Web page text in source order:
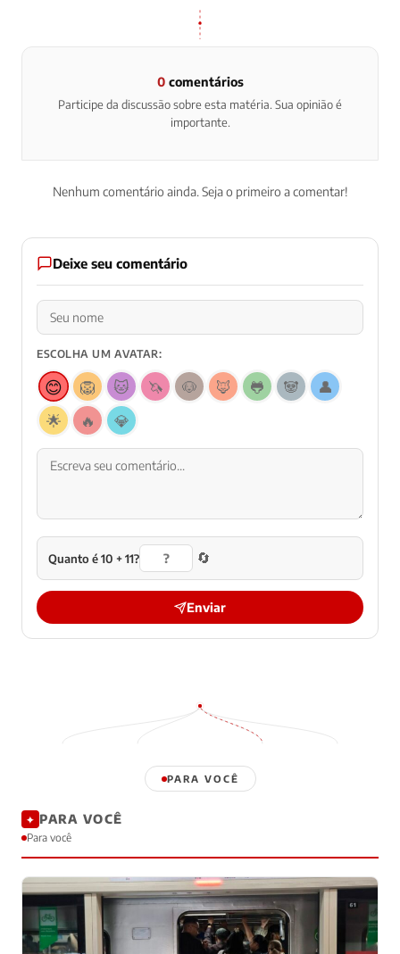
0comentários
Participe da discussão sobre esta matéria. Sua opinião é
importante.
Nenhum comentário ainda. Seja o primeiro a comentar!
Deixe seu comentário
ESCOLHA UM AVATAR:
😊 🦁 🐱 🦄 🐶 🦊 🐸 🐼
👤
🌟
🔥 💎
Quanto é 10 + 11? 🔄
Enviar
PARA VOCÊ
✦ PARA VOCÊ
Para você